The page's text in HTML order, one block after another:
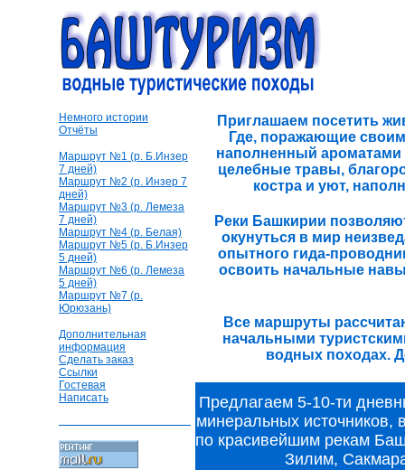
Немного истории
Отчёты
Маршрут №1 (р. Б.Инзер
7 дней)
Маршрут №2 (р. Инзер 7
дней)
Маршрут №3 (р. Лемеза
7 дней)
Маршрут №4 (р. Белая)
Маршрут №5 (р. Б.Инзер
5 дней)
Маршрут №6 (р. Лемеза
5 дней)
Маршрут №7 (р.
Юрюзань)
Дополнительная
информация
Сделать заказ
Ссылки
Гостевая
Написать
Приглашаем посетить
Где, поражающие
наполненный ароматами
целебные травы,
костра и уют,
Реки Башкирии
окунуться в мир
опытного гида-
освоить начальные
Все маршруты
начальными
водных походах.
Предлагаем 5-10-ти
минеральных
по красивейшим рекам
Зилим,